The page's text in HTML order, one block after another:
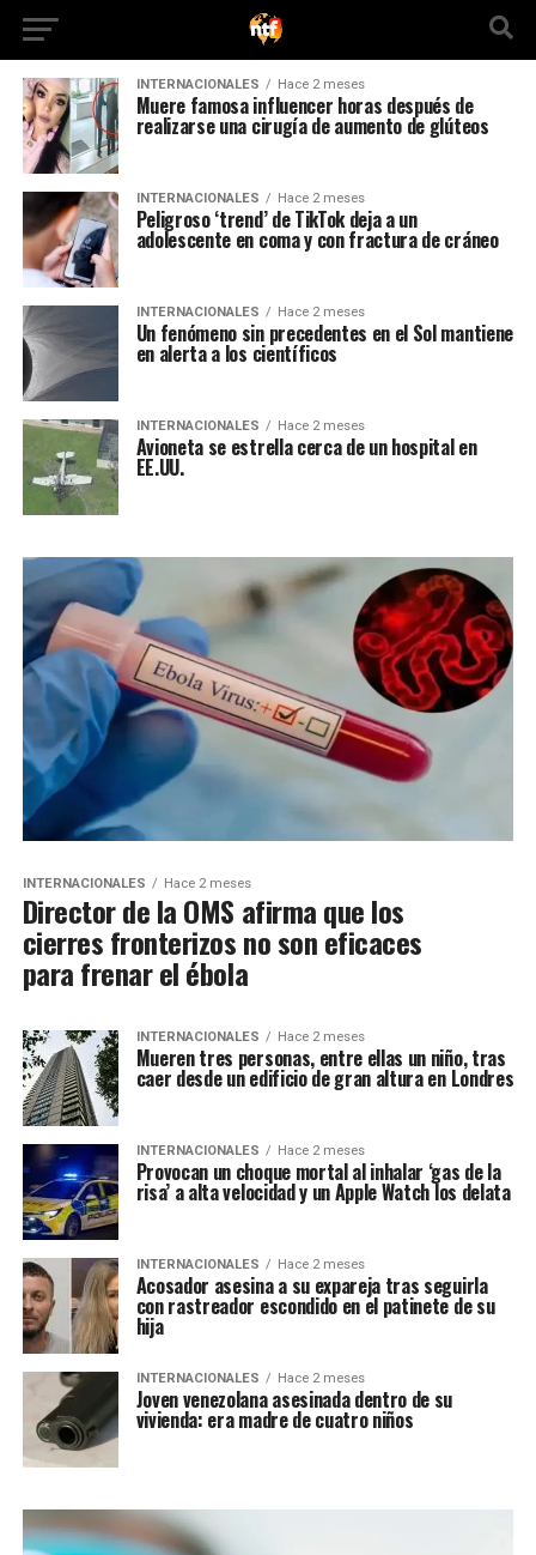
INTERNACIONALES Hace 2 meses
Muere famosa influencer horas después de
realizarse una cirugía de aumento de glúteos
INTERNACIONALES Hace 2 meses
Peligroso ‘trend’ de TikTok deja a un
adolescente en coma y con fractura de cráneo
INTERNACIONALES Hace 2 meses
Un fenómeno sin precedentes en el Sol mantiene
en alerta a los científicos
INTERNACIONALES Hace 2 meses
Avioneta se estrella cerca de un hospital en
EE.UU.
INTERNACIONALES Hace 2 meses
Director de la OMS afirma que los
cierres fronterizos no son eficaces
para frenar el ébola
INTERNACIONALES Hace 2 meses
Mueren tres personas, entre ellas un niño, tras
caer desde un edificio de gran altura en Londres
INTERNACIONALES Hace 2 meses
Provocan un choque mortal al inhalar ‘gas de la
risa’ a alta velocidad y un Apple Watch los delata
INTERNACIONALES Hace 2 meses
Acosador asesina a su expareja tras seguirla
con rastreador escondido en el patinete de su
hija
INTERNACIONALES Hace 2 meses
Joven venezolana asesinada dentro de su
vivienda: era madre de cuatro niños